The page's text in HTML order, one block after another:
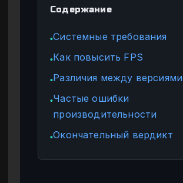
Содержание
●Системные требования
●Как повысить FPS
●Различия между версиями
●Частые ошибки
производительности
●Окончательный вердикт